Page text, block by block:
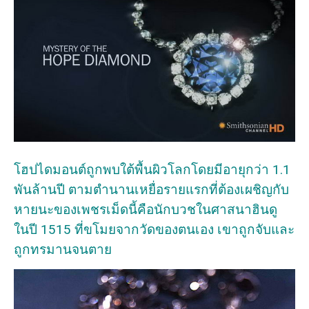
โฮปไดมอนต์ถูกพบใต้พื้นผิวโลกโดยมีอายุกว่า 1.1
พันล้านปี ตามตำนานเหยื่อรายแรกที่ต้องเผชิญกับ
หายนะของเพชรเม็ดนี้คือนักบวชในศาสนาฮินดู
ในปี 1515 ที่ขโมยจากวัดของตนเอง เขาถูกจับและ
ถูกทรมานจนตาย